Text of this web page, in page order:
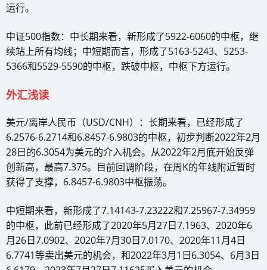
运行。
中证500指数：中长期来看，新形成了5922-6060的中枢，继
续站上所有均线；中短期而言，形成了5163-5243、5253-
5366和5529-5590的中枢，跌破中枢，中枢下方运行。
外汇浅读
美元/离岸人民币（USD/CNH）：长期来看，已经形成了
6.2576-6.2714和6.8457-6.9803的中枢，初步判断2022年2月
28日的6.3054为美元的介入机会。从2022年2月底开始反弹
创新高，最高7.375。目前回调阶段，在周K的年线附近暂时
获得了支撑，6.8457-6.9803中枢振荡。
中短期来看，新形成了7.14143-7.23222和7.25967-7.34959
的中枢，此前已经形成了2020年5月27日7.1963、2020年6
月26日7.0902、2020年7月30日7.0170、2020年11月4日
6.7741等卖出美元的机会，和2022年3月1日6.3054、6月3日